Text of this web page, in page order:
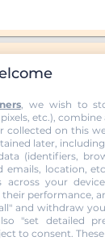
, we wish to
etc.),
collected on this
later,
(identifiers,
emails, location,
across your
performance,
and withdraw
"set detailed
to consent.